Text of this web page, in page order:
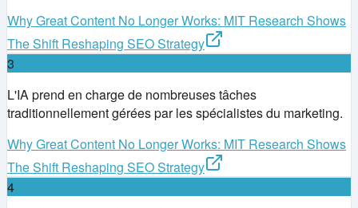
Why Great Content No Longer Works: MIT Research Shows
The Shift Reshaping SEO Strategy
3
L'IA prend en charge de nombreuses tâches
traditionnellement gérées par les spécialistes du marketing.
Why Great Content No Longer Works: MIT Research Shows
The Shift Reshaping SEO Strategy
4